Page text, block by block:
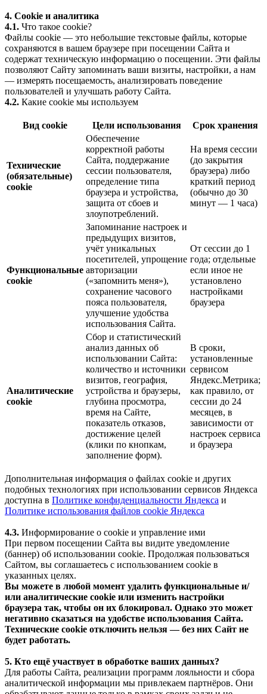
4. Cookie и аналитика
4.1. Что такое cookie?
Файлы cookie — это небольшие текстовые файлы, которые
сохраняются в вашем браузере при посещении Сайта и
содержат техническую информацию о посещении. Эти файлы
позволяют Сайту запоминать ваши визиты, настройки, а нам
— измерять посещаемость, анализировать поведение
пользователей и улучшать работу Сайта.
4.2. Какие cookie мы используем
Вид cookie Цели использования Срок хранения
Технические
(обязательные)
cookie
Обеспечение
корректной работы
Сайта, поддержание
сессии пользователя,
определение типа
браузера и устройства,
защита от сбоев и
злоупотреблений.
На время сессии
(до закрытия
браузера) либо
краткий период
(обычно до 30
минут — 1 часа)
Функциональные
cookie
Запоминание настроек и
предыдущих визитов,
учёт уникальных
посетителей, упрощение
авторизации
(«запомнить меня»),
сохранение часового
пояса пользователя,
улучшение удобства
использования Сайта.
От сессии до 1
года; отдельные
если иное не
установлено
настройками
браузера
Аналитические
cookie
Сбор и статистический
анализ данных об
использовании Сайта:
количество и источники
визитов, география,
устройства и браузеры,
глубина просмотра,
время на Сайте,
показатель отказов,
достижение целей
(клики по кнопкам,
заполнение форм).
В сроки,
установленные
сервисом
Яндекс.Метрика;
как правило, от
сессии до 24
месяцев, в
зависимости от
настроек сервиса
и браузера
Дополнительная информация о файлах cookie и других
подобных технологиях при использовании сервисов Яндекса
доступна в Политике конфиденциальности Яндекса и
Политике использования файлов cookie Яндекса
4.3. Информирование о cookie и управление ими
При первом посещении Сайта вы видите уведомление
(баннер) об использовании cookie. Продолжая пользоваться
Сайтом, вы соглашаетесь с использованием cookie в
указанных целях.
Вы можете в любой момент удалить функциональные и/
или аналитические cookie или изменить настройки
браузера так, чтобы он их блокировал. Однако это может
негативно сказаться на удобстве использования Сайта.
Технические cookie отключить нельзя — без них Сайт не
будет работать.
5. Кто ещё участвует в обработке ваших данных?
Для работы Сайта, реализации программ лояльности и сбора
аналитической информации мы привлекаем партнёров. Они